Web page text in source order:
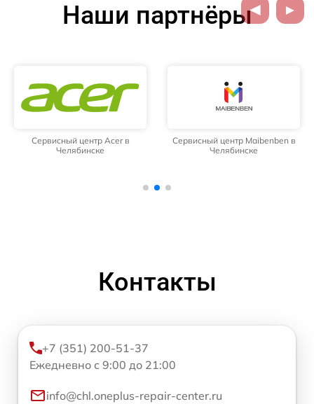
Наши партнёры
Сервисный центр Acer в
Челябинске
Сервисный центр Maibenben в
Челябинске
Контакты
+7 (351) 200-51-37
Ежедневно с 9:00 до 21:00
info@chl.oneplus-repair-center.ru